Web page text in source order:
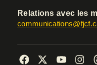
Relations avec les
F
X
Y
I